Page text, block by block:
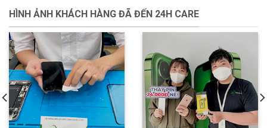
HÌNH ẢNH KHÁCH HÀNG ĐÃ ĐẾN 24H CARE